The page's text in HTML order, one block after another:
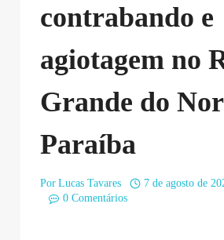
contrabando e
agiotagem no
Grande do
Paraíba
Por Lucas Tavares
7 de agosto de
0 Comentários